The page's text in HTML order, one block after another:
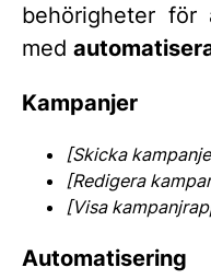
behörigheter
med
Kampanjer
[Skicka
[Redigera
[Visa
Automatisering